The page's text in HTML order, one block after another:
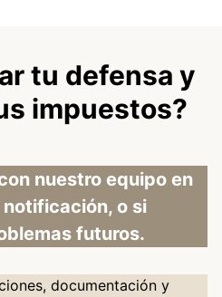
tu defensa y
impuestos?
nuestro equipo en
o si
futuros.
documentación y